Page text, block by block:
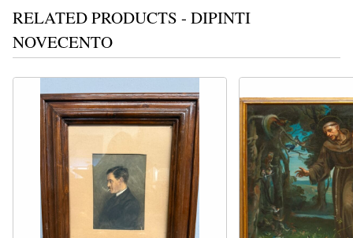
RELATED PRODUCTS - DIPINTI
NOVECENTO